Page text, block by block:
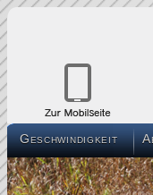
Geschwindigkeit